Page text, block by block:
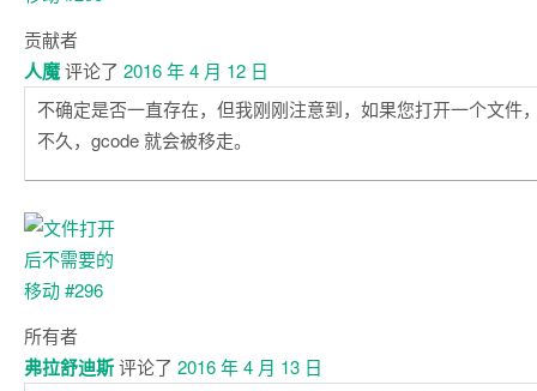
贡献者
人魔评论了 2016 年 4 月 12 日
不确定是否一直存在，但我刚刚注意到，如果您打开一个文件
不久，gcode 就会被移走。
所有者
弗拉舒迪斯评论了 2016 年 4 月 13 日